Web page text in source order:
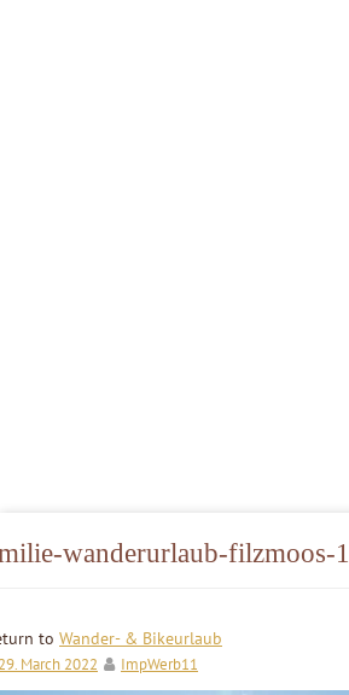
wanderurlaub-filzmoos-1
to Wander- & Bikeurlaub
March 2022 ImpWerb11